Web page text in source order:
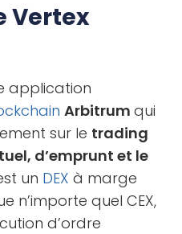
Vertex
application
Arbitrum qui
sur le trading
d’emprunt et le
un DEX à marge
n’importe quel CEX,
d’ordre